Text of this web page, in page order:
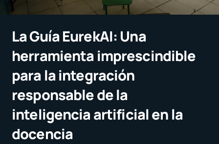
La Guía EurekAI: Una
herramienta imprescindible
para la integración
responsable de la
inteligencia artificial en la
docencia